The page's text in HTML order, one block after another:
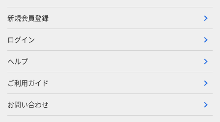
新規会員登録
ログイン
ヘルプ
ご利用ガイド
お問い合わせ